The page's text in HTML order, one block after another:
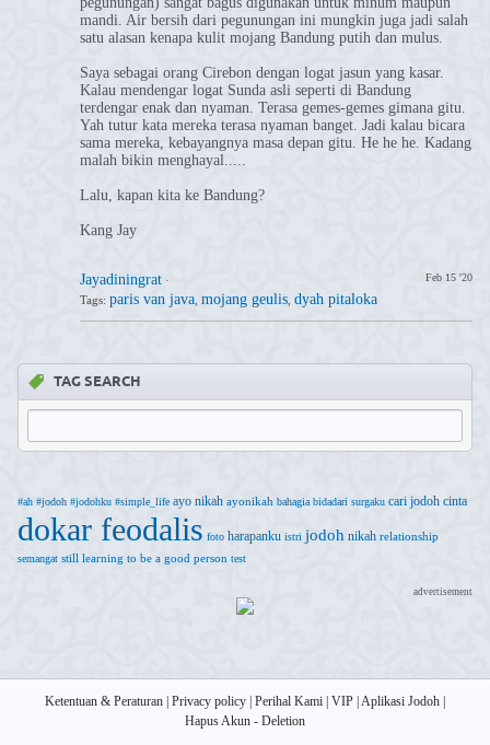
mandi. Air bersih dari pegunungan ini mungkin juga jadi salah
satu alasan kenapa kulit mojang Bandung putih dan mulus.
Saya sebagai orang Cirebon dengan logat jasun yang kasar.
Kalau mendengar logat Sunda asli seperti di Bandung
terdengar enak dan nyaman. Terasa gemes-gemes gimana gitu.
Yah tutur kata mereka terasa nyaman banget. Jadi kalau bicara
sama mereka, kebayangnya masa depan gitu. He he he. Kadang
malah bikin menghayal.....
Lalu, kapan kita ke Bandung?
Kang Jay
Jayadiningrat Feb 15 '20
·
Tags: paris van java mojang geulis dyah pitaloka
TAG SEARCH
#ah #jodoh #jodohku #simple_life ayo nikah ayonikah bahagia bidadari surgaku cari jodoh cinta
dokar feodalis foto harapanku istri jodoh nikah relationship
semangat still learning to be a good person test
advertisement
Ketentuan & Peraturan Privacy policy Perihal Kami VIP Aplikasi Jodoh
Hapus Akun - Deletion